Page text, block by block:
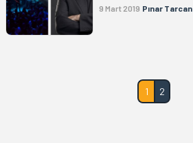
9 Mart 2019 Pınar Tarcan
1 2